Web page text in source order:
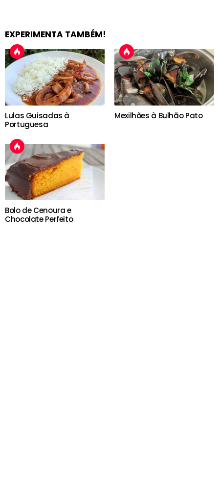
EXPERIMENTA TAMBÉM!
Lulas Guisadas à
Portuguesa
Mexilhões à Bulhão Pato
Bolo de Cenoura e
Chocolate Perfeito